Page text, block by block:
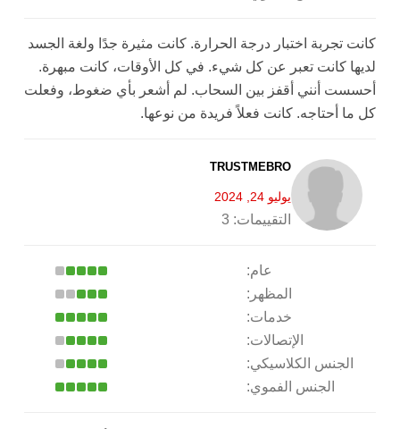
كانت تجربة اختبار درجة الحرارة. كانت مثيرة جدًا ولغة الجسد
لديها كانت تعبر عن كل شيء. في كل الأوقات، كانت مبهرة.
أحسست أنني أقفز بين السحاب. لم أشعر بأي ضغوط، وفعلت
كل ما أحتاجه. كانت فعلاً فريدة من نوعها.
TRUSTMEBRO
يوليو 24, 2024
التقييمات: 3
عام:
المظهر:
خدمات:
الإتصالات:
الجنس الكلاسيكي:
الجنس الفموي: